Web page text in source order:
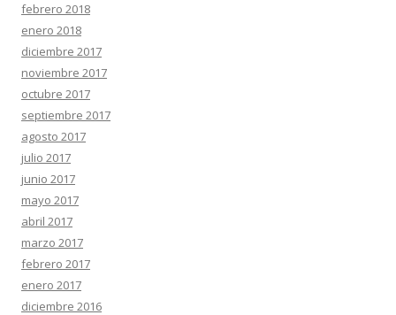
febrero 2018
enero 2018
diciembre 2017
noviembre 2017
octubre 2017
septiembre 2017
agosto 2017
julio 2017
junio 2017
mayo 2017
abril 2017
marzo 2017
febrero 2017
enero 2017
diciembre 2016